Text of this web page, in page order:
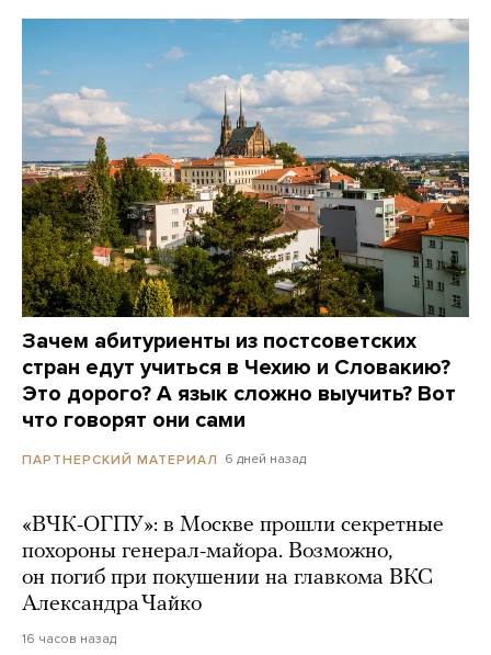
Зачем абитуриенты из постсоветских
стран едут учиться в Чехию и Словакию?
Это дорого? А язык сложно выучить? Вот
что говорят они сами
ПАРТНЕРСКИЙ МАТЕРИАЛ 6 дней назад
«ВЧК-ОГПУ»: в Москве прошли секретные
похороны генерал-майора. Возможно,
он погиб при покушении на главкома ВКС
Александра Чайко
16 часов назад